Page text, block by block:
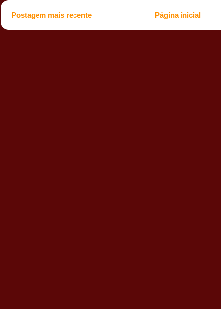
Postagem mais recente Página inicial